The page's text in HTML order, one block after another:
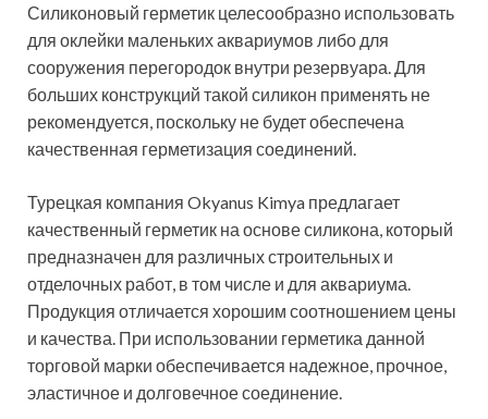
Силиконовый герметик целесообразно использовать
для оклейки маленьких аквариумов либо для
сооружения перегородок внутри резервуара. Для
больших конструкций такой силикон применять не
рекомендуется, поскольку не будет обеспечена
качественная герметизация соединений.
Турецкая компания Okyanus Kimya предлагает
качественный герметик на основе силикона, который
предназначен для различных строительных и
отделочных работ, в том числе и для аквариума.
Продукция отличается хорошим соотношением цены
и качества. При использовании герметика данной
торговой марки обеспечивается надежное, прочное,
эластичное и долговечное соединение.